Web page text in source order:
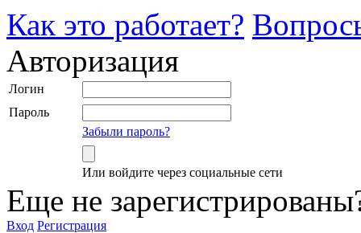
Как это работает?
Авторизация
Логин
Пароль
Забыли пароль?
Или войдите через социальные сети
Еще не
Вход Регистрация